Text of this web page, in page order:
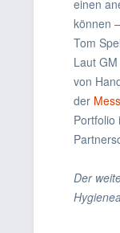
einen
können
Tom
Laut
von
der
Portfolio
Der